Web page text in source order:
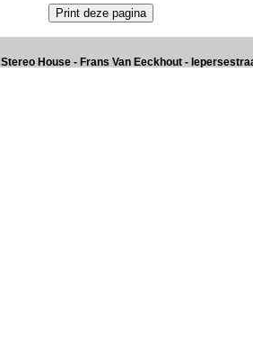
Stereo House - Frans Van Eeckhout -